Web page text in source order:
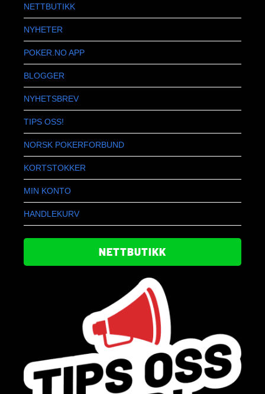
NETTBUTIKK
NYHETER
POKER.NO APP
BLOGGER
NYHETSBREV
TIPS OSS!
NORSK POKERFORBUND
KORTSTOKKER
MIN KONTO
HANDLEKURV
NETTBUTIKK